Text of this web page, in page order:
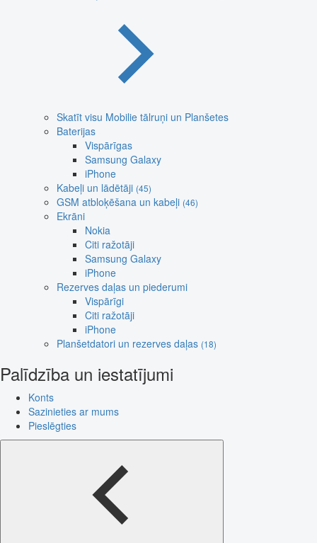
Skatīt visu Mobilie tālruņi un Planšetes
Baterijas
Vispārīgas
Samsung Galaxy
iPhone
Kabeļi un lādētāji (45)
GSM atbloķēšana un kabeļi (46)
Ekrāni
Nokia
Citi ražotāji
Samsung Galaxy
iPhone
Rezerves daļas un piederumi
Vispārīgi
Citi ražotāji
iPhone
Planšetdatori un rezerves daļas (18)
Palīdzība un iestatījumi
Konts
Sazinieties ar mums
Pieslēgties